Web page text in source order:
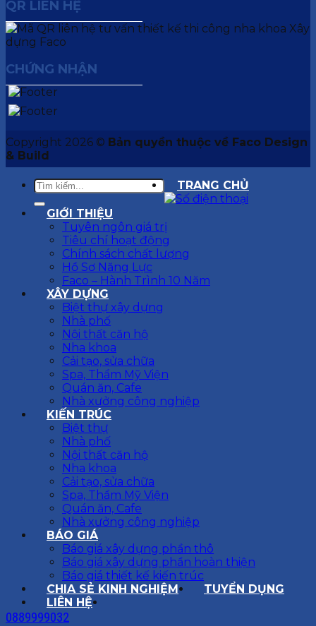
QR LIÊN HỆ
CHỨNG NHẬN
Copyright 2026 © Bản quyền thuộc về Faco Design
& Build
TRANG CHỦ
GIỚI THIỆU
Tuyên ngôn giá trị
Tiêu chí hoạt động
Chính sách chất lượng
Hồ Sơ Năng Lực
Faco – Hành Trình 10 Năm
XÂY DỰNG
Biệt thự xây dựng
Nhà phố
Nội thất căn hộ
Nha khoa
Cải tạo, sửa chữa
Spa, Thẩm Mỹ Viện
Quán ăn, Cafe
Nhà xưởng công nghiệp
KIẾN TRÚC
Biệt thự
Nhà phố
Nội thất căn hộ
Nha khoa
Cải tạo, sửa chữa
Spa, Thẩm Mỹ Viện
Quán ăn, Cafe
Nhà xưởng công nghiệp
BÁO GIÁ
Báo giá xây dựng phần thô
Báo giá xây dựng phần hoàn thiện
Báo giá thiết kế kiến trúc
CHIA SẺ KINH NGHIỆM
TUYỂN DỤNG
LIÊN HỆ
0889999032